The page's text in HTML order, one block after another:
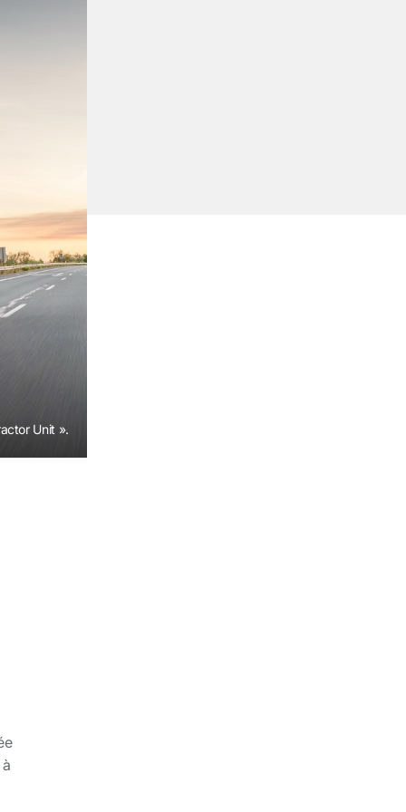
Unit ».